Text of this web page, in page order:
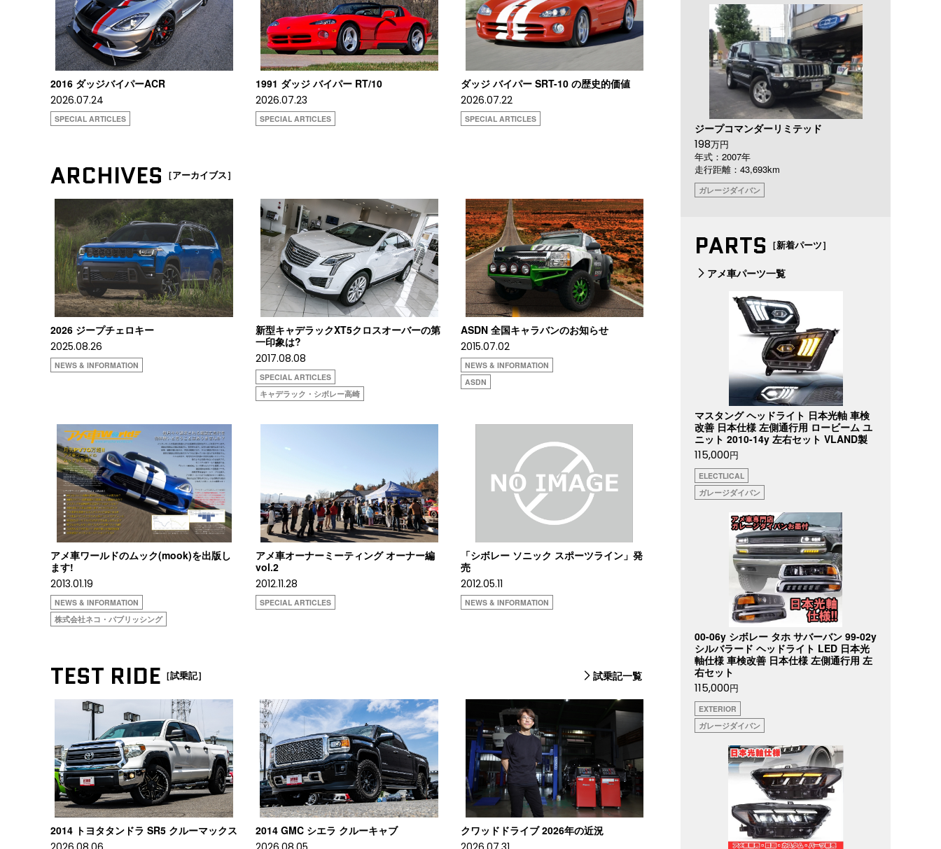
2016 ダッジバイパーACR
2026.07.24
SPECIAL ARTICLES
1991 ダッジ バイパー RT/10
2026.07.23
SPECIAL ARTICLES
ダッジ バイパー SRT-10 の歴史的価値
2026.07.22
SPECIAL ARTICLES
ARCHIVES ［アーカイブス］
2026 ジープチェロキー
2025.08.26
NEWS & INFORMATION
新型キャデラックXT5クロスオーバーの第
一印象は?
2017.08.08
SPECIAL ARTICLES
キャデラック・シボレー高崎
ASDN 全国キャラバンのお知らせ
2015.07.02
NEWS & INFORMATION
ASDN
アメ車ワールドのムック(mook)を出版し
ます!
2013.01.19
NEWS & INFORMATION
株式会社ネコ・パブリッシング
アメ車オーナーミーティング オーナー編
vol.2
2012.11.28
SPECIAL ARTICLES
「シボレー ソニック スポーツライン」発
売
2012.05.11
NEWS & INFORMATION
TEST RIDE ［試乗記］ 試乗記一覧
2014 トヨタタンドラ SR5 クルーマックス
2014 GMC シエラ クルーキャブ
クワッドドライブ 2026年の近況
ジープコマンダーリミテッド
198万円
年式：2007年
走行距離：43,693km
ガレージダイバン
PARTS ［新着パーツ］
アメ車パーツ一覧
マスタング ヘッドライト 日本光軸 車検
改善 日本仕様 左側通行用 ロービーム ユ
ニット 2010-14y 左右セット VLAND製
115,000円
ELECTLICAL
ガレージダイバン
00-06y シボレー タホ サバーバン 99-02y
シルバラード ヘッドライト LED 日本光
軸仕様 車検改善 日本仕様 左側通行用 左
右セット
115,000円
EXTERIOR
ガレージダイバン